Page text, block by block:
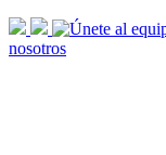
scroll
arrow
nosotros